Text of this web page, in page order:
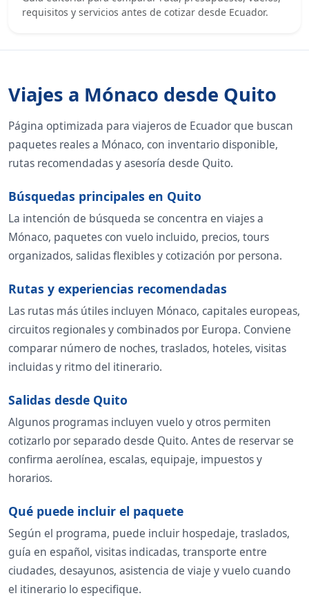
requisitos y servicios antes de cotizar desde Ecuador.
Viajes a Mónaco desde Quito
Página optimizada para viajeros de Ecuador que buscan
paquetes reales a Mónaco, con inventario disponible,
rutas recomendadas y asesoría desde Quito.
Búsquedas principales en Quito
La intención de búsqueda se concentra en viajes a
Mónaco, paquetes con vuelo incluido, precios, tours
organizados, salidas flexibles y cotización por persona.
Rutas y experiencias recomendadas
Las rutas más útiles incluyen Mónaco, capitales europeas,
circuitos regionales y combinados por Europa. Conviene
comparar número de noches, traslados, hoteles, visitas
incluidas y ritmo del itinerario.
Salidas desde Quito
Algunos programas incluyen vuelo y otros permiten
cotizarlo por separado desde Quito. Antes de reservar se
confirma aerolínea, escalas, equipaje, impuestos y
horarios.
Qué puede incluir el paquete
Según el programa, puede incluir hospedaje, traslados,
guía en español, visitas indicadas, transporte entre
ciudades, desayunos, asistencia de viaje y vuelo cuando
el itinerario lo especifique.